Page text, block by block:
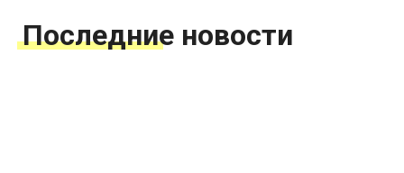
Последние новости